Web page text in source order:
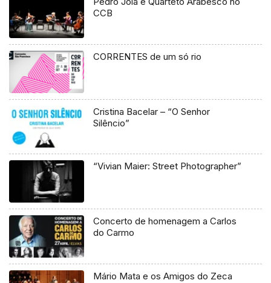
CCB
CORRENTES de um só rio
Cristina Bacelar – “O Senhor
Silêncio”
“Vivian Maier: Street Photographer”
Concerto de homenagem a Carlos
do Carmo
Mário Mata e os Amigos do Zeca